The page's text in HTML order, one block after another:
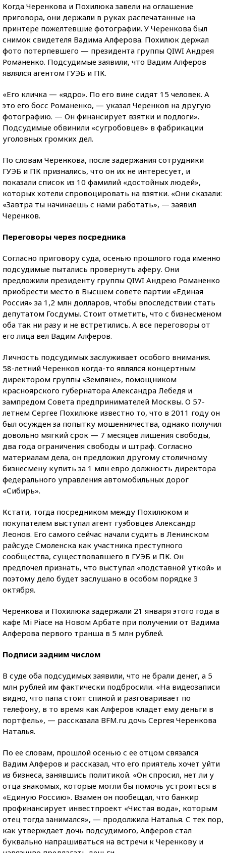
Когда Черенкова и Похилюка завели на оглашение
приговора, они держали в руках распечатанные на
принтере пожелтевшие фотографии. У Черенкова был
снимок свидетеля Вадима Алферова. Похилюк держал
фото потерпевшего — президента группы QIWI Андрея
Романенко. Подсудимые заявили, что Вадим Алферов
являлся агентом ГУЭБ и ПК.
«Его кличка — «ядро». По его вине сидят 15 человек. А
это его босс Романенко, — указал Черенков на другую
фотографию. — Он финансирует взятки и подлоги».
Подсудимые обвинили «сугробовцев» в фабрикации
уголовных громких дел.
По словам Черенкова, после задержания сотрудники
ГУЭБ и ПК признались, что он их не интересует, и
показали список из 10 фамилий «достойных людей»,
которых хотели спровоцировать на взятки. «Они сказали:
«Завтра ты начинаешь с нами работать», — заявил
Черенков.
Переговоры через посредника
Согласно приговору суда, осенью прошлого года именно
подсудимые пытались провернуть аферу. Они
предложили президенту группы QIWI Андрею Романенко
приобрести место в Высшем совете партии «Единая
Россия» за 1,2 млн долларов, чтобы впоследствии стать
депутатом Госдумы. Стоит отметить, что с бизнесменом
оба так ни разу и не встретились. А все переговоры от
его лица вел Вадим Алферов.
Личность подсудимых заслуживает особого внимания.
58-летний Черенков когда-то являлся концертным
директором группы «Земляне», помощником
красноярского губернатора Александра Лебедя и
зампредом Совета предпринимателей Москвы. О 57-
летнем Сергее Похилюке известно то, что в 2011 году он
был осужден за попытку мошенничества, однако получил
довольно мягкий срок — 7 месяцев лишения свободы,
два года ограничения свободы и штраф. Согласно
материалам дела, он предложил другому столичному
бизнесмену купить за 1 млн евро должность директора
федерального управления автомобильных дорог
«Сибирь».
Кстати, тогда посредником между Похилюком и
покупателем выступал агент гуэбовцев Александр
Леонов. Его самого сейчас начали судить в Ленинском
райсуде Смоленска как участника преступного
сообщества, существовавшего в ГУЭБ и ПК. Он
предпочел признать, что выступал «подставной уткой» и
поэтому дело будет заслушано в особом порядке 3
октября.
Черенкова и Похилюка задержали 21 января этого года в
кафе Mi Piace на Новом Арбате при получении от Вадима
Алферова первого транша в 5 млн рублей.
Подписи задним числом
В суде оба подсудимых заявили, что не брали денег, а 5
млн рублей им фактически подбросили. «На видеозаписи
видно, что папа стоит спиной и разговаривает по
телефону, в то время как Алферов кладет ему деньги в
портфель», — рассказала BFM.ru дочь Сергея Черенкова
Наталья.
По ее словам, прошлой осенью с ее отцом связался
Вадим Алферов и рассказал, что его приятель хочет уйти
из бизнеса, занявшись политикой. «Он спросил, нет ли у
отца знакомых, которые могли бы помочь устроиться в
«Единую Россию». Взамен он пообещал, что банкир
профинансирует инвестпроект «Чистая вода», которым
отец тогда занимался», — продолжила Наталья. С тех пор,
как утверждает дочь подсудимого, Алферов стал
буквально напрашиваться на встречи к Черенкову и